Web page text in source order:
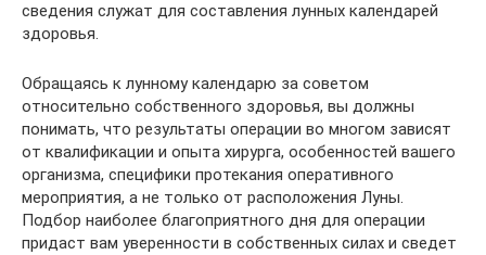
сведения служат для составления лунных календарей
здоровья.
Обращаясь к лунному календарю за советом
относительно собственного здоровья, вы должны
понимать, что результаты операции во многом зависят
от квалификации и опыта хирурга, особенностей вашего
организма, специфики протекания оперативного
мероприятия, а не только от расположения Луны.
Подбор наиболее благоприятного дня для операции
придаст вам уверенности в собственных силах и сведет